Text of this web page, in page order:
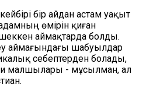
бір айдан астам уақыт
өмірін қиған
аймақтарда болды.
аймағындағы шабуылдар
себептерден болады,
малшылары - мұсылман, ал